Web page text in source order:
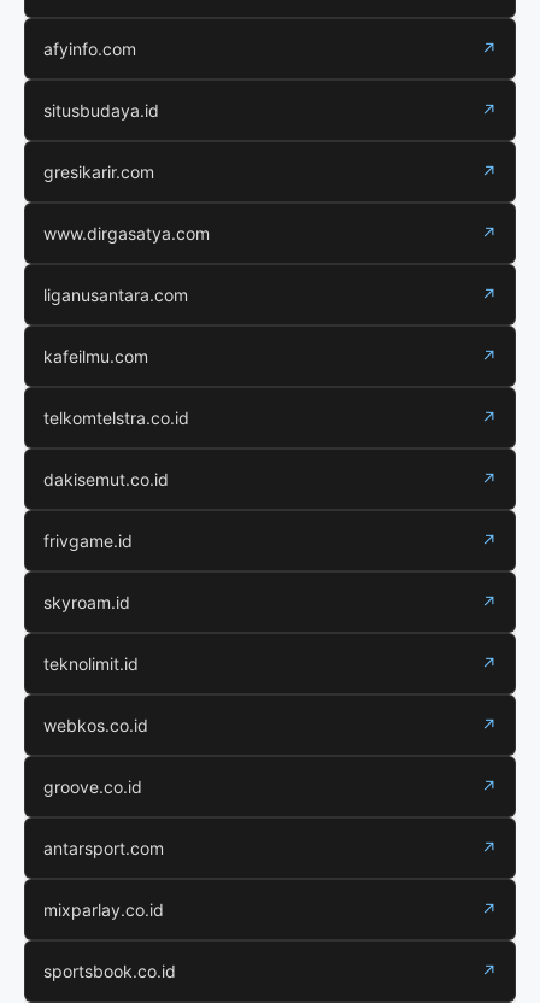
afyinfo.com ↗
situsbudaya.id ↗
gresikarir.com ↗
www.dirgasatya.com ↗
liganusantara.com ↗
kafeilmu.com ↗
telkomtelstra.co.id ↗
dakisemut.co.id ↗
frivgame.id ↗
skyroam.id ↗
teknolimit.id ↗
webkos.co.id ↗
groove.co.id ↗
antarsport.com ↗
mixparlay.co.id ↗
sportsbook.co.id ↗